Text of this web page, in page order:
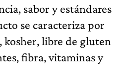
sabor y estándares
se caracteriza por
kosher, libre de gluten
fibra, vitaminas y